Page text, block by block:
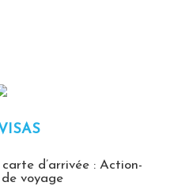
d’arrivée : Action-
voyage